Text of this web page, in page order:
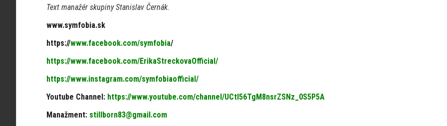
Text manažér skupiny Stanislav Černák.
www.symfobia.sk
https://www.facebook.com/symfobia/
https://www.facebook.com/ErikaStreckovaOfficial/
https://www.instagram.com/symfobiaofficial/
Youtube Channel: https://www.youtube.com/channel/UCtl56TgM8nsrZSNz_0S5P5A
Manažment: stillborn83@gmail.com